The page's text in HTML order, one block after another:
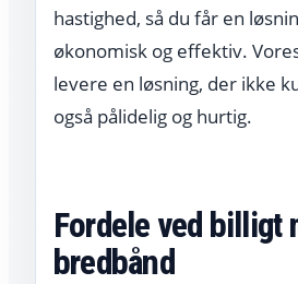
hastighed, så du får en
økonomisk og effektiv.
levere en løsning, der ikke
også pålidelig og hurtig.
Fordele ved billigt
bredbånd